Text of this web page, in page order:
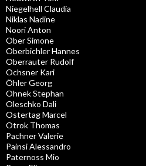
Niegelhell Claudia
Niklas Nadine
Noori Anton
Ober Simone
Oberbichler Hannes
Oberrauter Rudolf
Ochsner Kari
Öhler Georg
Ohnek Stephan
Oleschko Dali
Ostertag Marcel
Otrok Thomas
Pachner Valerie
Painsi Alessandro
Paternoss Mio